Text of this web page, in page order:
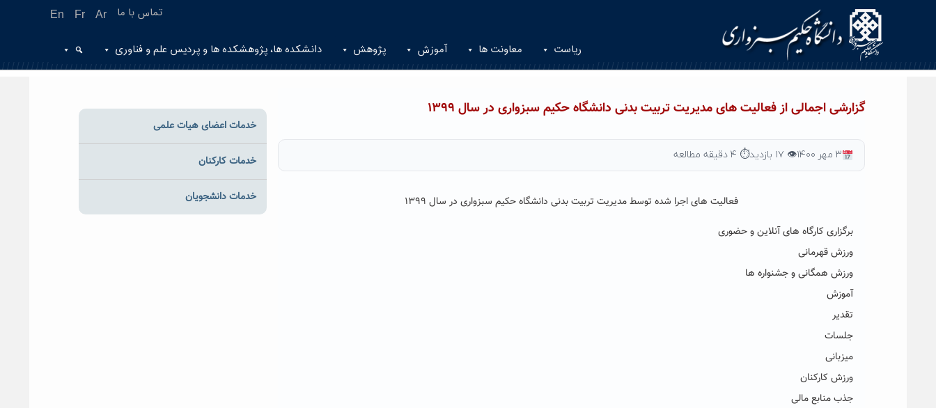
En Fr Ar تماس با ما
ریاست معاونت ها آموزش پژوهش دانشکده ها، پژوهشکده ها و پردیس علم و فناوری
گزارشی اجمالی از فعالیت های مدیریت تربیت بدنی دانشگاه حکیم سبزواری در سال ۱۳۹۹
۳ مهر ۱۴۰۰ 👁 ۱۷ بازدید ⏱ ۴ دقیقه مطالعه
فعالیت های اجرا شده توسط مدیریت تربیت بدنی دانشگاه حکیم سبزواری در سال ۱۳۹۹
برگزاری کارگاه های آنلاین و حضوری
ورزش قهرمانی
ورزش همگانی و جشنواره ها
آموزش
تقدیر
جلسات
میزبانی
ورزش کارکنان
جذب منابع مالی
خدمات اعضای هیات علمی
خدمات کارکنان
خدمات دانشجویان